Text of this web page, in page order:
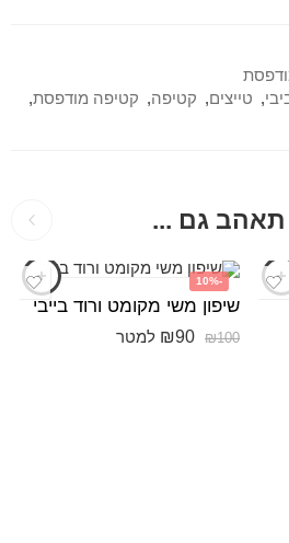
, טייצים, קטיפה, קטיפה מודפסת,
תאהב גם ...
-10%
שיפון משי מקומט ורוד בייבי
₪100
₪90 למטר